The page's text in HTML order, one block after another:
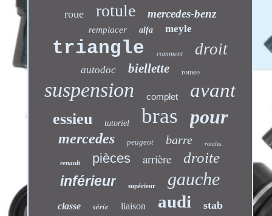
roue rotule mercedes-benz
remplacer alfa meyle
triangle comment droit
autodoc biellette romeo
suspension complet avant
essieu tutoriel bras pour
mercedes peugeot barre rotules
renault pièces arrière droite
inférieur supérieur gauche
classe série liaison audi stab